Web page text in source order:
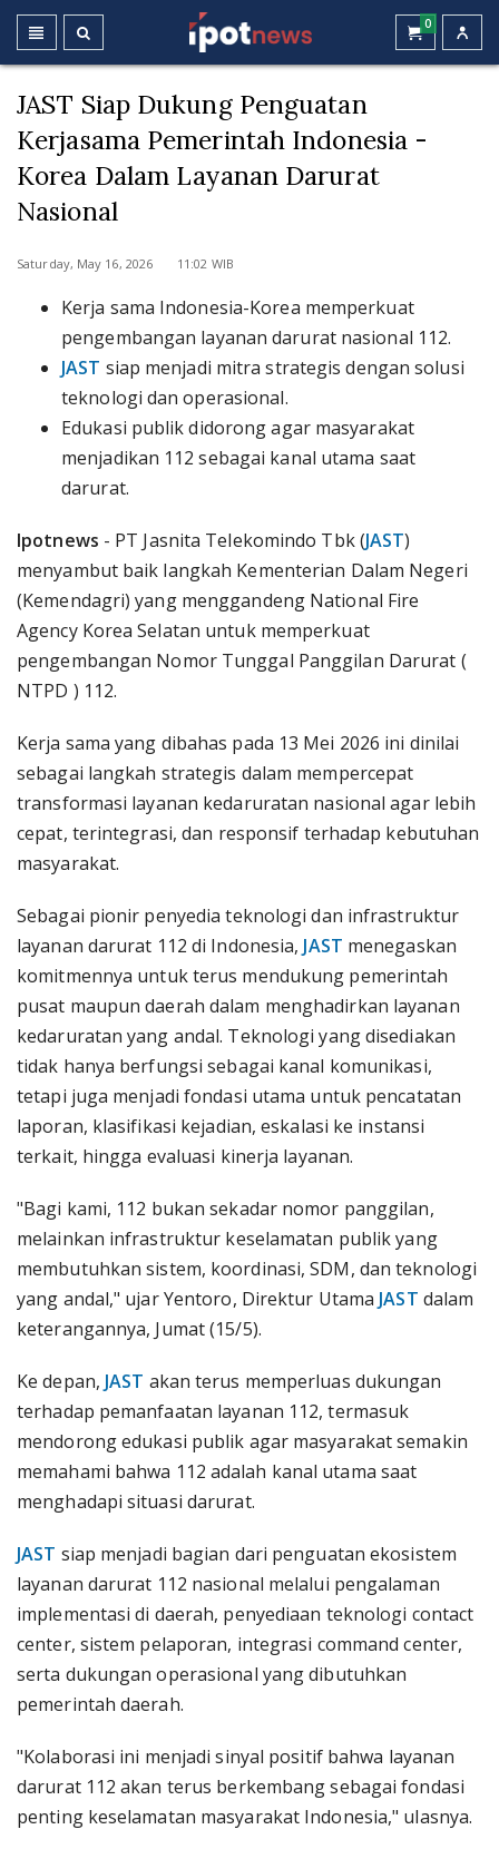
0
JAST Siap Dukung Penguatan
Kerjasama Pemerintah Indonesia -
Korea Dalam Layanan Darurat
Nasional
Saturday, May 16, 2026 11:02 WIB
Kerja sama Indonesia-Korea memperkuat
pengembangan layanan darurat nasional 112.
JAST siap menjadi mitra strategis dengan solusi
teknologi dan operasional.
Edukasi publik didorong agar masyarakat
menjadikan 112 sebagai kanal utama saat
darurat.
Ipotnews - PT Jasnita Telekomindo Tbk (JAST)
menyambut baik langkah Kementerian Dalam Negeri
(Kemendagri) yang menggandeng National Fire
Agency Korea Selatan untuk memperkuat
pengembangan Nomor Tunggal Panggilan Darurat (
NTPD ) 112.
Kerja sama yang dibahas pada 13 Mei 2026 ini dinilai
sebagai langkah strategis dalam mempercepat
transformasi layanan kedaruratan nasional agar lebih
cepat, terintegrasi, dan responsif terhadap kebutuhan
masyarakat.
Sebagai pionir penyedia teknologi dan infrastruktur
layanan darurat 112 di Indonesia, JAST menegaskan
komitmennya untuk terus mendukung pemerintah
pusat maupun daerah dalam menghadirkan layanan
kedaruratan yang andal. Teknologi yang disediakan
tidak hanya berfungsi sebagai kanal komunikasi,
tetapi juga menjadi fondasi utama untuk pencatatan
laporan, klasifikasi kejadian, eskalasi ke instansi
terkait, hingga evaluasi kinerja layanan.
"Bagi kami, 112 bukan sekadar nomor panggilan,
melainkan infrastruktur keselamatan publik yang
membutuhkan sistem, koordinasi, SDM, dan teknologi
yang andal," ujar Yentoro, Direktur Utama JAST dalam
keterangannya, Jumat (15/5).
Ke depan, JAST akan terus memperluas dukungan
terhadap pemanfaatan layanan 112, termasuk
mendorong edukasi publik agar masyarakat semakin
memahami bahwa 112 adalah kanal utama saat
menghadapi situasi darurat.
JAST siap menjadi bagian dari penguatan ekosistem
layanan darurat 112 nasional melalui pengalaman
implementasi di daerah, penyediaan teknologi contact
center, sistem pelaporan, integrasi command center,
serta dukungan operasional yang dibutuhkan
pemerintah daerah.
"Kolaborasi ini menjadi sinyal positif bahwa layanan
darurat 112 akan terus berkembang sebagai fondasi
penting keselamatan masyarakat Indonesia," ulasnya.